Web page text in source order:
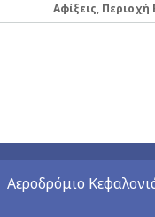
Αφίξεις,
Αεροδρόμιο